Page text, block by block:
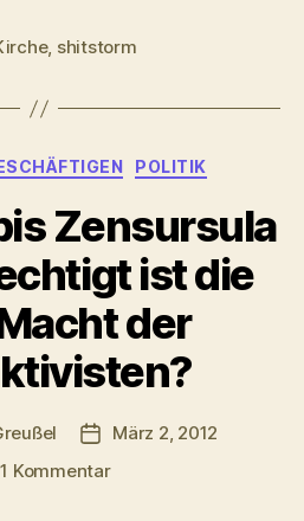
, shitstorm
KategorienPOLITIK
Zensursula
ist die
der
Veröffentlichungsdatum
März 2, 2012
1 Kommentarzu